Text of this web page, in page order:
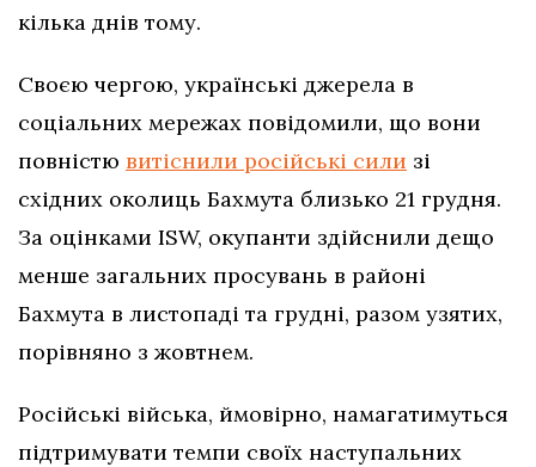
кілька днів тому.
Своєю чергою, українські джерела в
соціальних мережах повідомили, що вони
повністю витіснили російські сили зі
східних околиць Бахмута близько 21 грудня.
За оцінками ISW, окупанти здійснили дещо
менше загальних просувань в районі
Бахмута в листопаді та грудні, разом узятих,
порівняно з жовтнем.
Російські війська, ймовірно, намагатимуться
підтримувати темпи своїх наступальних